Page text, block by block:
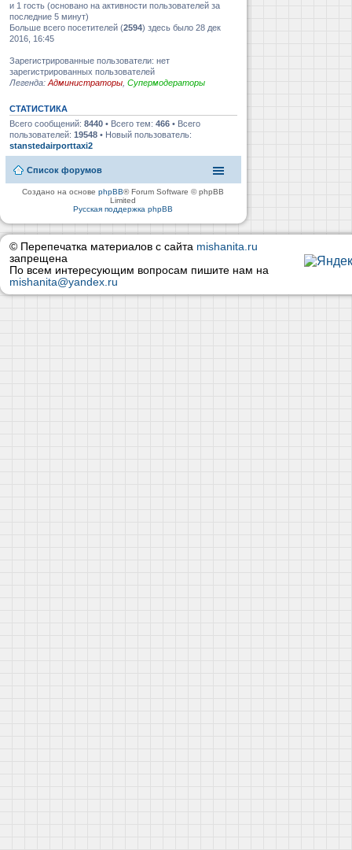
и 1 гость (основано на активности пользователей за
последние 5 минут)
Больше всего посетителей (2594) здесь было 28 дек
2016, 16:45
Зарегистрированные пользователи: нет
зарегистрированных пользователей
Легенда: Администраторы Супермодераторы
СТАТИСТИКА
Всего сообщений: 8440 • Всего тем: 466 • Всего
пользователей: 19548 • Новый пользователь:
stanstedairporttaxi2
Список форумов
Создано на основеphpBB® Forum Software © phpBB
Limited
Русская поддержка phpBB
© Перепечатка материалов с сайта mishanita.ru
запрещена
По всем интересующим вопросам пишите нам на
mishanita@yandex.ru